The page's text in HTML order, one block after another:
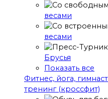
весами
весами
Брусья
Показать все
Фитнес, йога,
тренинг (кроссфит)